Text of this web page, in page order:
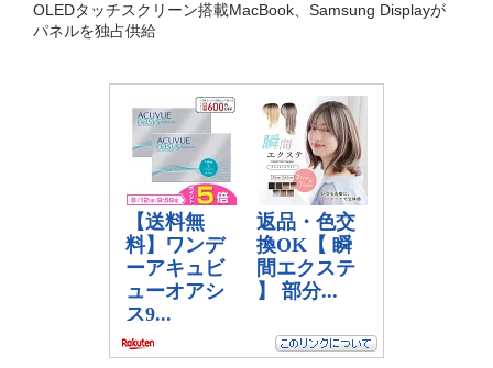
OLEDタッチスクリーン搭載MacBook、Samsung Displayが
パネルを独占供給